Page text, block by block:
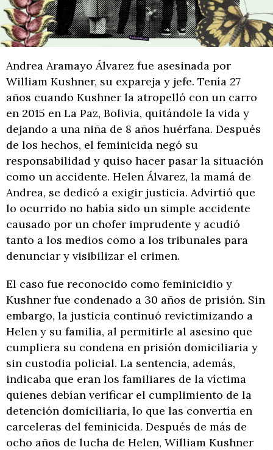
Andrea Aramayo Álvarez fue asesinada por
William Kushner, su expareja y jefe. Tenía 27
años cuando Kushner la atropelló con un carro
en 2015 en La Paz, Bolivia, quitándole la vida y
dejando a una niña de 8 años huérfana. Después
de los hechos, el feminicida negó su
responsabilidad y quiso hacer pasar la situación
como un accidente. Helen Álvarez, la mamá de
Andrea, se dedicó a exigir justicia. Advirtió que
lo ocurrido no había sido un simple accidente
causado por un chofer imprudente y acudió
tanto a los medios como a los tribunales para
denunciar y visibilizar el crimen.
El caso fue reconocido como feminicidio y
Kushner fue condenado a 30 años de prisión. Sin
embargo, la justicia continuó revictimizando a
Helen y su familia, al permitirle al asesino que
cumpliera su condena en prisión domiciliaria y
sin custodia policial. La sentencia, además,
indicaba que eran los familiares de la víctima
quienes debían verificar el cumplimiento de la
detención domiciliaria, lo que las convertía en
carceleras del feminicida. Después de más de
ocho años de lucha de Helen, William Kushner